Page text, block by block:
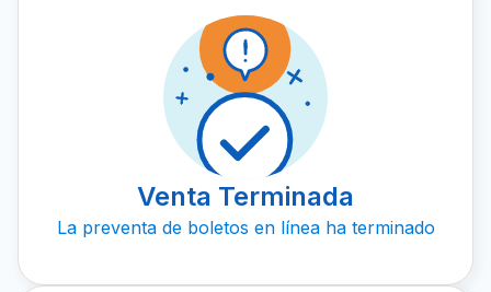
Venta Terminada
La preventa de boletos en línea ha terminado